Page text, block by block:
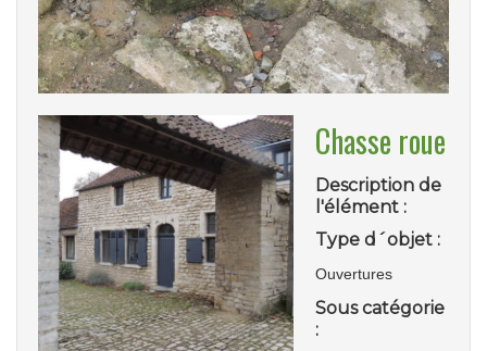
Chasse roue
Description de
l'élément :
Type d´objet :
Ouvertures
Sous catégorie
: